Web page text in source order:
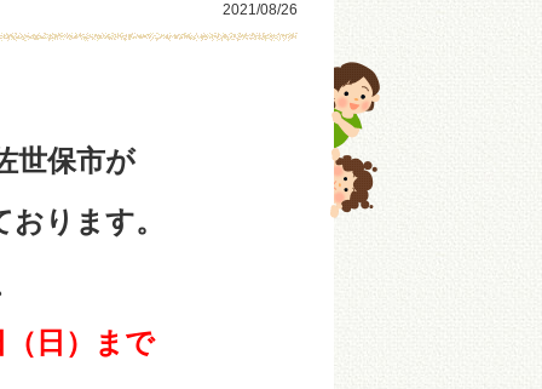
2021/08/26
保市が
ります。
日）
まで